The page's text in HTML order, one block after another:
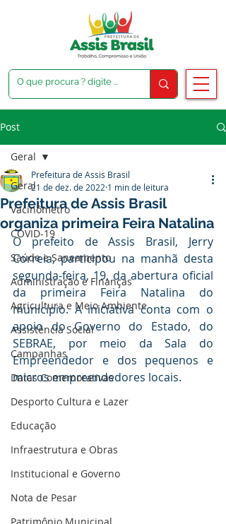
Post
Geral
Vacinômetro
COVID-19
Saúde e Saneamento
Administração e Finanças
Agricultura e Meio Ambiente
Assistência Social
Campanhas
Datas Comemorativas
Desporto Cultura e Lazer
Educação
Infraestrutura e Obras
Institucional e Governo
Nota de Pesar
Geral
Prefeitura de Assis Brasil
organiza primeira Feira Natalina
Prefeitura de Assis Brasil
21 de dez. de 2022 1 min de leitura
O prefeito de Assis Brasil, Jerry
Correia, participou na manhã desta
segunda-feira, 19, da abertura oficial
da primeira Feira Natalina do
município. A iniciativa conta com o
apoio do Governo do Estado, do
SEBRAE, por meio da Sala do
Empreendedor e dos pequenos e
micros empreendedores locais.